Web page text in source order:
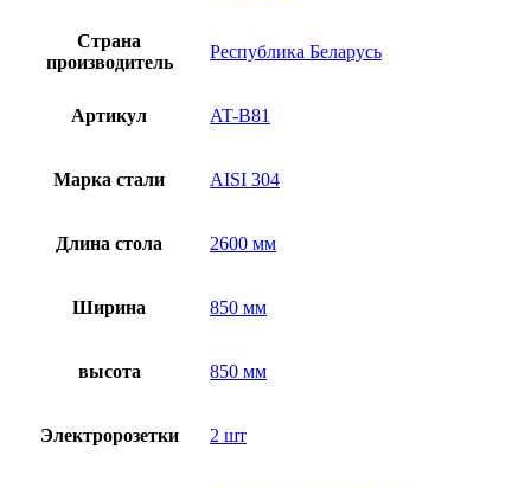
Страна
производитель
Республика Беларусь
Артикул AT-B81
Марка стали AISI 304
Длина стола 2600 мм
Ширина 850 мм
высота 850 мм
Электророзетки 2 шт